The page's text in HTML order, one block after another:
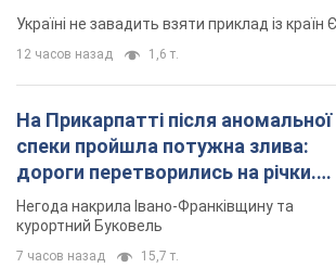
Жінці нарахували 729 тис. грн
за газ через покази зіпсованого
лічильника: суддя ухвалив
неочікуване рішення
Чи треба платити борг через донарахування
2 часа назад 30,0 т.